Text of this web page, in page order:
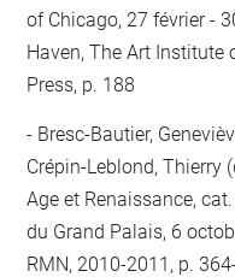
of Chicago, 27 février -
Haven, The Art Institute
Press, p. 188
Bresc-Bautier,
Crépin-Leblond, Thierry
Age et Renaissance,
du Grand Palais, 6
RMN, 2010-2011, p.